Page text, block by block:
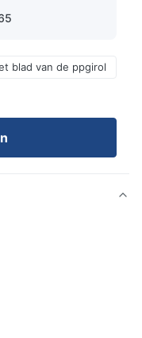
blad van de ppgirol